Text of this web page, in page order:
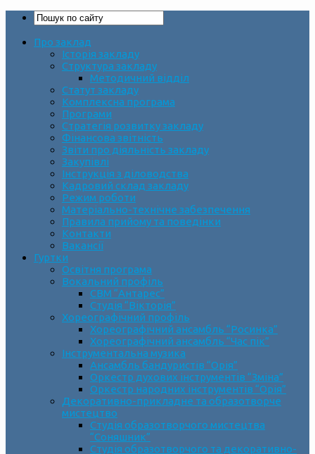
Про заклад
Історія закладу
Структура закладу
Методичний відділ
Статут закладу
Комплексна програма
Програми
Стратегія розвитку закладу
Фінансова звітність
Звіти про діяльність закладу
Закупівлі
Інструкція з діловодства
Кадровий склад закладу
Режим роботи
Матеріально-технічне забезпечення
Правила прийому та поведінки
Контакти
Вакансії
Гуртки
Освітня програма
Вокальний профіль
СВМ “Антарес”
Студія “Вікторія”
Хореографічний профіль
Хореографічний ансамбль “Росинка”
Хореографічний ансамбль “Час пік”
Інструментальна музика
Ансамбль бандуристів “Орія”
Оркестр духових інструментів “Зміна”
Оркестр народних інструментів “Орія”
Декоративно-прикладне та образотворче
мистецтво
Cтудія образотворчого мистецтва
“Соняшник”
Студія образотворчого та декоративно-